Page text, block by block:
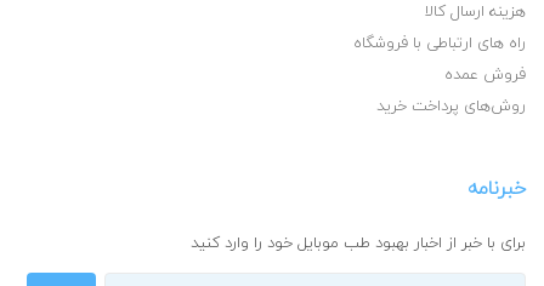
هزینه ارسال کالا
راه های ارتباطی با فروشگاه
فروش عمده
روش‌های پرداخت خرید
خبرنامه
برای با خبر از اخبار بهبود طب موبایل خود را وارد کنید